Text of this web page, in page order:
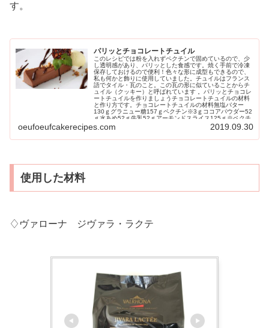
す。
パリッとチョコレートチュイル
このレシピでは粉を入れずペクチンで固めているので、少
し透明感があり、パリッとした食感です。焼く手前で冷凍
保存しておけるので便利！色々な形に成型もできるので、
私も何かと飾りに使用していました。チュイルはフランス
語でタイル・瓦のこと。この瓦の形に似ていることからチ
ュイル（クッキー）と呼ばれています 。パリッとチョコレ
ートチュイルを作りましょうチョコレートチュイルの材料
と作り方です。チョコレートチュイルの材料無塩バター
130ｇグラニュー糖157ｇペクチン※3ｇココアパウダー52
ｇ水あめ52ｇ牛乳52ｇアーモンドスライス125ｇ※ペクチ
ン細胞間の結合物質であるペクチン質の主成分として、植
物体に広く含まれている多糖類。黄白色の粉末。リンゴや
ブンできつね色になるまで空焼きしておく...
oeufoeufcakerecipes.com 2019.09.30
使用した材料
♢ヴァローナ ジヴァラ・ラクテ